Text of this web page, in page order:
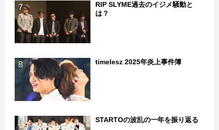
7
RIP SLYME過去のイジメ騒動と
は？
8 timelesz 2025年炎上事件簿
9 STARTOの波乱の一年を振り返る